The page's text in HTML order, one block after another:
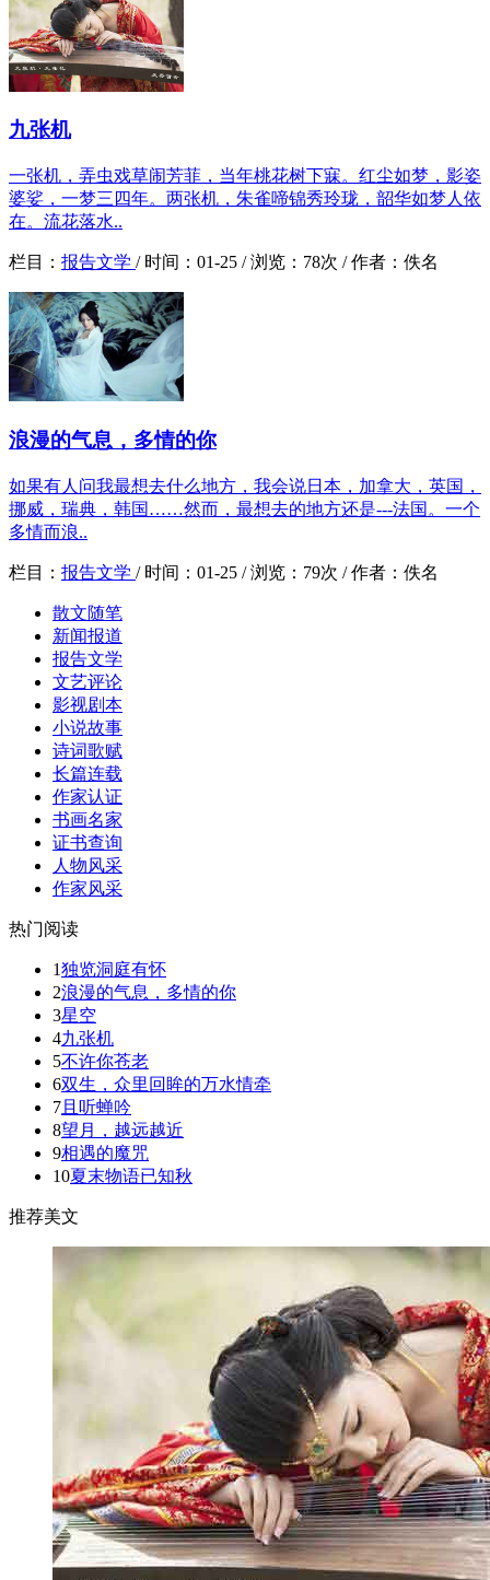
九张机
一张机，弄虫戏草闹芳菲，当年桃花树下寐。红尘如梦，影姿
婆娑，一梦三四年。两张机，朱雀啼锦秀玲珑，韶华如梦人依
在。流花落水..
栏目： 报告文学 / 时间： 01-25 /浏览： 78次 /作者： 佚名
浪漫的气息，多情的你
如果有人问我最想去什么地方，我会说日本，加拿大，英国，
挪威，瑞典，韩国……然而，最想去的地方还是---法国。一个
多情而浪..
栏目： 报告文学 / 时间： 01-25 /浏览： 79次 /作者： 佚名
散文随笔
新闻报道
报告文学
文艺评论
影视剧本
小说故事
诗词歌赋
长篇连载
作家认证
书画名家
证书查询
人物风采
作家风采
热门阅读
1独览洞庭有怀
2浪漫的气息，多情的你
3星空
4九张机
5不许你苍老
6双生，众里回眸的万水情牵
7 且听蝉吟
8望月，越远越近
9相遇的魔咒
10夏末物语已知秋
推荐美文